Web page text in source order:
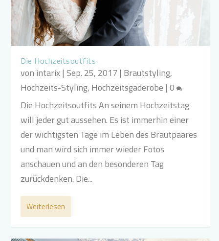
Die Hochzeitsoutfits
von intarix|Sep. 25, 2017 | Brautstyling,
Hochzeits-Styling, Hochzeitsgaderobe |0
Die Hochzeitsoutfits An seinem Hochzeitstag
will jeder gut aussehen. Es ist immerhin einer
der wichtigsten Tage im Leben des Brautpaares
und man wird sich immer wieder Fotos
anschauen und an den besonderen Tag
zurückdenken. Die...
Weiterlesen